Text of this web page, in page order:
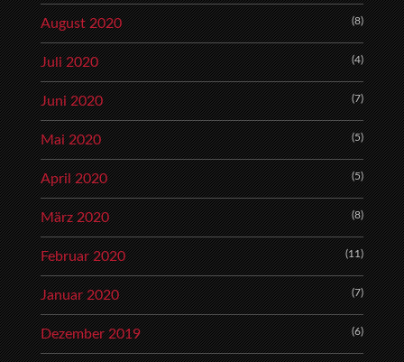
August 2020 (8)
Juli 2020 (4)
Juni 2020 (7)
Mai 2020 (5)
April 2020 (5)
März 2020 (8)
Februar 2020 (11)
Januar 2020 (7)
Dezember 2019 (6)